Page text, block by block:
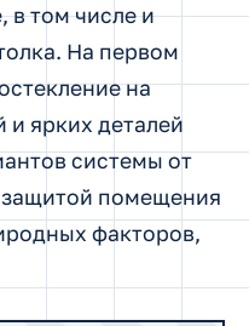
в том числе и
На первом
на
и ярких деталей
системы от
защитой помещения
факторов,